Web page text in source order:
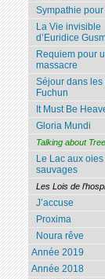
Sympathie
La Vie invisible
d’Euridice
Requiem pour
massacre
Séjour dans les
Fuchun
It Must Be
Gloria Mundi
Talking about
Le Lac aux oies
sauvages
Les Lois de
J’accuse
Proxima
Noura rêve
Année 2019
Année 2018